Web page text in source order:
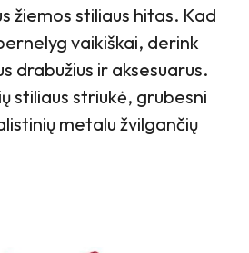
žiemos stiliaus hitas. Kad
vaikiškai, derink
drabužius ir aksesuarus.
stiliaus striukė, grubesni
metalu žvilgančių